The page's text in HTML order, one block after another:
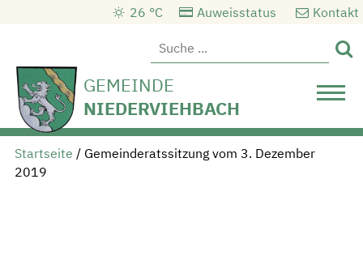
Auweisstatus Kontakt

26 °C
GEMEINDE
NIEDERVIEHBACH
Startseite / Gemeinderatssitzung vom 3. Dezember
2019